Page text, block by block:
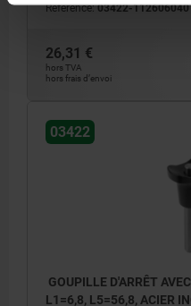
Référence:03422-112606040
26,31 €
hors TVA
hors frais d’envoi
03422
GOUPILLE D'ARRÊT
L1=6,8, L5=56,8, ACIER